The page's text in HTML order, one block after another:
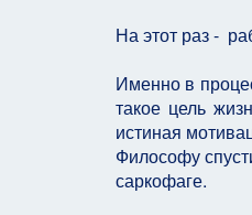
На этот раз -
Именно в
такое цель
истиная
Философу
саркофаге.